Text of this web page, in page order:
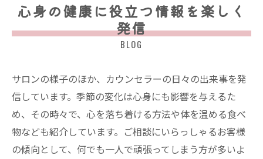
心身の健康に役立つ情報を楽しく
発信
BLOG
サロンの様子のほか、カウンセラーの日々の出来事を発
信しています。季節の変化は心身にも影響を与えるた
め、その時々で、心を落ち着ける方法や体を温める食べ
物なども紹介しています。ご相談にいらっしゃるお客様
の傾向として、何でも一人で頑張ってしまう方が多いよ